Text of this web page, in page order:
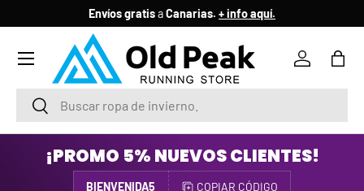
IR AL CONTENIDO
Envíos gratisaCanarias. + info aquí.
BuscarBuscar
Iniciar
Menú
¡PROMO 5% NUEVOS CLIENTES!
BIENVENIDA5 COPIAR CÓDIGO